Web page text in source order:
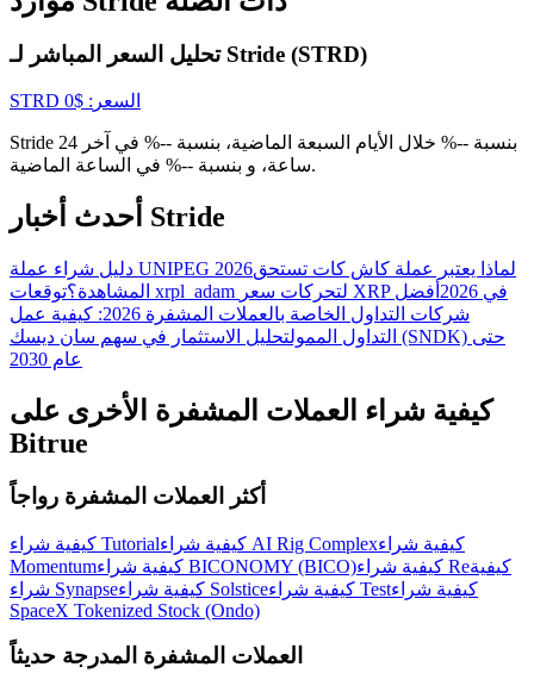
USDT Flexible Staking | Daily Rewards
BTC New User Exclusive: 6.5% APR
BTC Flexible Staking | Daily Rewards
المزيد من الفعاليات
اربح الجوائز والمكافآت الحصرية
مركز المكافآت
تحليل السعر المباشر لـ Stride (STRD)
STRD السعر : $
0
Stride بنسبة --% خلال الأيام السبعة الماضية، بنسبة --% في آخر 24
ساعة، و بنسبة --% في الساعة الماضية.
أحدث أخبار Stride
دليل شراء عملة UNIPEG 2026لماذا يعتبر عملة كاش كات تستحق
المشاهدة؟
توقعات xrpl_adam لتحركات سعر XRP في 2026
أفضل
شركات التداول الخاصة بالعملات المشفرة 2026: كيفية عمل
التداول الممولتحليل الاستثمار في سهم سان ديسك (SNDK) حتى
عام 2030
كيفية شراء العملات المشفرة الأخرى على
Bitrue
أكثر العملات المشفرة رواجاً
كيفية شراء Tutorial كيفية شراء AI Rig Complexكيفية شراء
Momentum
كيفية شراء BICONOMY (BICO) كيفية شراء Reكيفية
شراء Synapse
كيفية شراء Solstice كيفية شراء Testكيفية شراء
SpaceX Tokenized Stock (Ondo)
العملات المشفرة المدرجة حديثاً